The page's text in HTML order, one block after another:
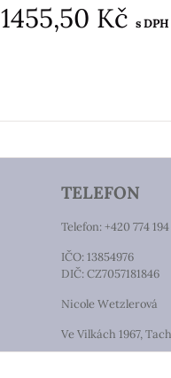
1455,50 Kč s DPH
TELEFON
Telefon: +420 774 194
IČO: 13854976
DIČ: CZ7057181846
Nicole Wetzlerová
Ve Vilkách 1967,